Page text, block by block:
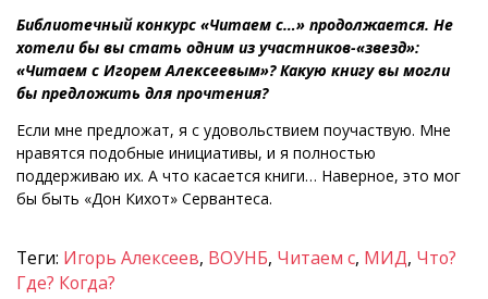
Библиотечный конкурс «Читаем с…» продолжается. Не
хотели бы вы стать одним из участников-«звезд»:
«Читаем с Игорем Алексеевым»? Какую книгу вы могли
бы предложить для прочтения?
Если мне предложат, я с удовольствием поучаствую. Мне
нравятся подобные инициативы, и я полностью
поддерживаю их. А что касается книги… Наверное, это мог
бы быть «Дон Кихот» Сервантеса.
Теги: Игорь Алексеев, ВОУНБ, Читаем с, МИД, Что?
Где? Когда?